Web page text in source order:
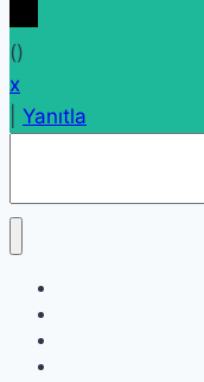
()
x
Yanıtla